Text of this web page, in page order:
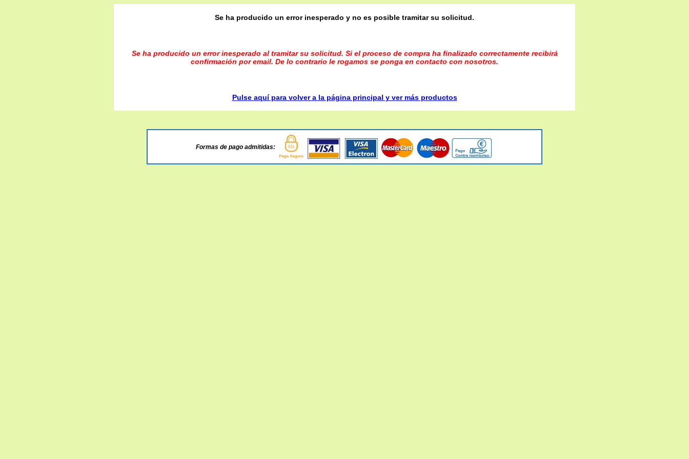
Se ha producido un error inesperado y no es posible tramitar su solicitud.
Se ha producido un error inesperado al tramitar su solicitud. Si el proceso de compra ha finalizado correctamente recibirá
confirmación por email. De lo contrario le rogamos se ponga en contacto con nosotros.
Pulse aquí para volver a la página principal y ver más productos
Formas de pago admitidas: